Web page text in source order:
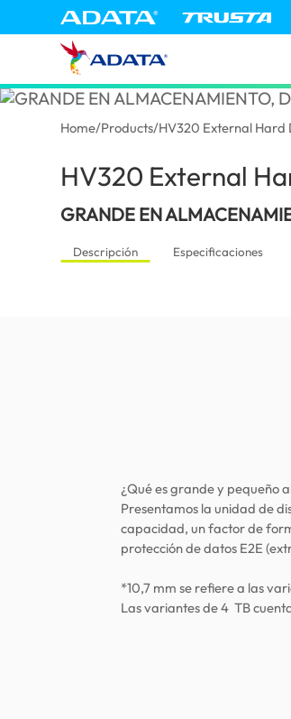
Home/Products/HV320 External Hard
HV320 External
GRANDE EN
Descripción Especificaciones
¿Qué es grande y pequeño
Presentamos la unidad de
capacidad, un factor de
protección de datos E2E
*10,7 mm se refiere a las
Las variantes de 4 TB